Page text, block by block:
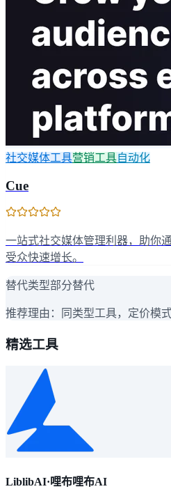
社交媒体工具营销工具自动化
Cue
一站式社交媒体管理利器，助你
受众快速增长。
替代类型部分替代
推荐理由： 同类型工具，定价模
精选工具
LiblibAI·哩布哩布AI